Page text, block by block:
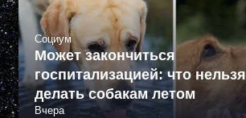
Социум
Может закончиться
госпитализацией: что нельзя
делать собакам летом
Вчера